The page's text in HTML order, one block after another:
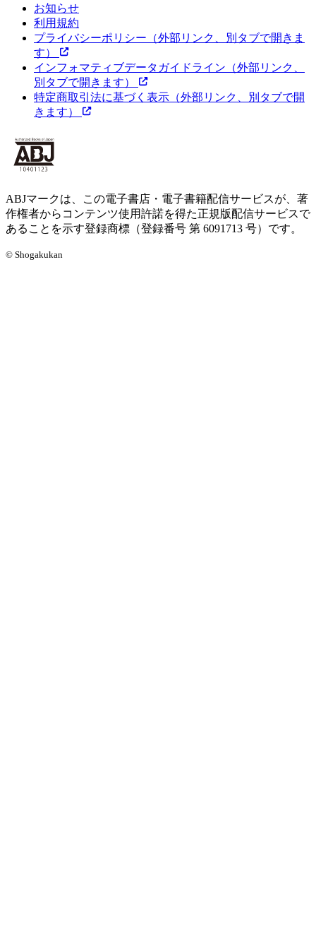
お知らせ
利用規約
プライバシーポリシー （外部リンク、別タブで開きま
す）
インフォマティブデータガイドライン （外部リンク、
別タブで開きます）
特定商取引法に基づく表示 （外部リンク、別タブで開
きます）
ABJマークは、この電子書店・電子書籍配信サービスが、著
作権者からコンテンツ使用許諾を得た正規版配信サービスで
あることを示す登録商標（登録番号 第 6091713 号）です。
© Shogakukan